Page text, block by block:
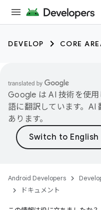
DEVELOP CORE
Google は AI 技術を使
語に翻訳しています。AI
あります。
Android Developers
ドキュメント